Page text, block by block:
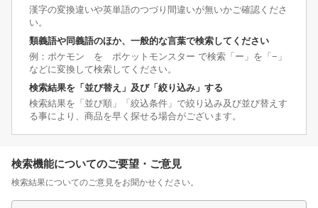
漢字の変換違いや英単語のつづり間違いが無いかご確認くださ
い。
類義語や同義語のほか、一般的な言葉で検索してください
例：ポケモン を ポケットモンスター で検索「ー」を「−」
などに変換して検索してください。
検索結果を「並び替え」及び「絞り込み」する
検索結果を「並び順」「絞込条件」で絞り込み及び並び替えす
る事により、商品を早く探せる場合がございます。
検索機能についてのご要望・ご意見
検索結果についてのご意見をお聞かせください。